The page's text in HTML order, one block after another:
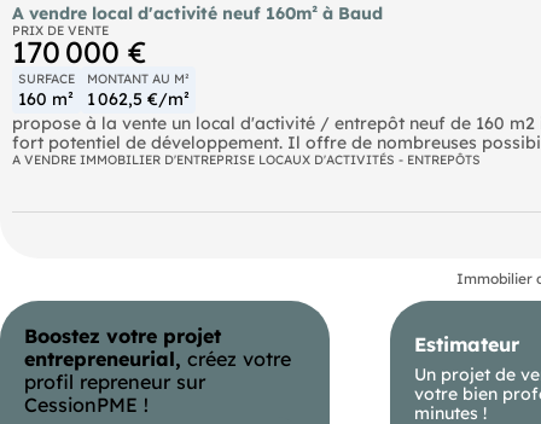
A vendre local d'activité neuf 160m² à Baud
PRIX DE VENTE
170 000 €
SURFACE
160 m²
MONTANT AU M²
1 062,5 €/m²
propose à la vente un local d'activité / entrepôt neuf de 160
fort potentiel de développement. Il offre de nombreuses
modulable de plusieurs cellules mitoyennes (de 160 à 200 m²)
activité nécessitant à la fois fonctionnalité, évolutivité et
organiser une visite ! Venez visiter nos autres biens sur notre
commerces et Entreprises, vous pouvez compter sur une
du Morbihan (56) du Finistère (29) et de la Loire Atlantique
boulangeries, autres Tabacs presse et commerces divers que
venir nous rencontrer dans le cadre d'une recherche ou de la
- Numéro RSAC : 803 255 827
- Vannes.
A VENDRE IMMOBILIER D'ENTREPRISE LOCAUX D'ACTIVITÉS - ENTREPÔTS
Immobilier
Boostez votre projet
entrepreneurial, créez votre
profil repreneur sur
CessionPME !
Estimateur
Un projet de
votre bien
minutes !